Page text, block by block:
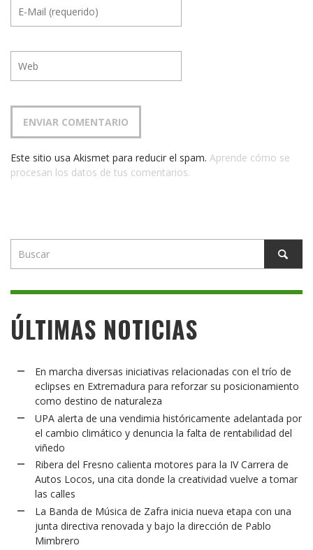
Este sitio usa Akismet para reducir el spam. Aprende cómo se
procesan los datos de tus comentarios.
ÚLTIMAS NOTICIAS
En marcha diversas iniciativas relacionadas con el trío de
eclipses en Extremadura para reforzar su posicionamiento
como destino de naturaleza
UPA alerta de una vendimia históricamente adelantada por
el cambio climático y denuncia la falta de rentabilidad del
viñedo
Ribera del Fresno calienta motores para la IV Carrera de
Autos Locos, una cita donde la creatividad vuelve a tomar
las calles
La Banda de Música de Zafra inicia nueva etapa con una
junta directiva renovada y bajo la dirección de Pablo
Mimbrero